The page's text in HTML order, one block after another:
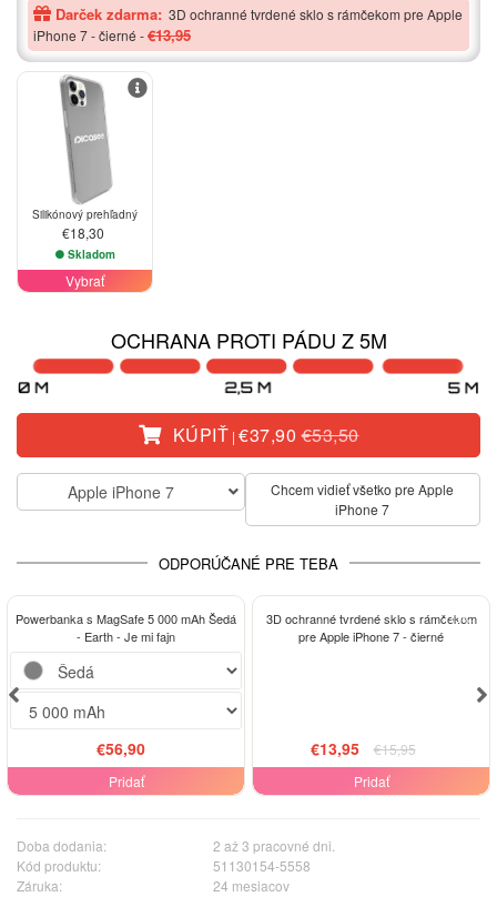
Darček zdarma: 3D ochranné tvrdené sklo s rámčekom pre Apple
iPhone 7 - čierné -€13,95
Silikónový prehľadný
€18,30
Skladom
Vybrať
OCHRANA PROTI PÁDU Z 5M
KÚPIŤ | €37,90€53,50
Apple iPhone 7
Chcem vidieť všetko pre Apple
iPhone 7
ODPORÚČANÉ PRE TEBA
Powerbanka s MagSafe 5 000 mAh Šedá
- Earth - Je mi fajn
€56,90
Pridať
-13%
3D ochranné tvrdené sklo s rámčekom
pre Apple iPhone 7 - čierné
€13,95
€15,95
Pridať
Doba dodania:
2 až 3 pracovné dni.
Kód produktu:
51130154-5558
Záruka:
24 mesiacov